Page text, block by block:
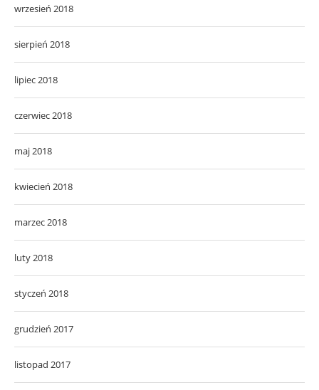
wrzesień 2018
sierpień 2018
lipiec 2018
czerwiec 2018
maj 2018
kwiecień 2018
marzec 2018
luty 2018
styczeń 2018
grudzień 2017
listopad 2017